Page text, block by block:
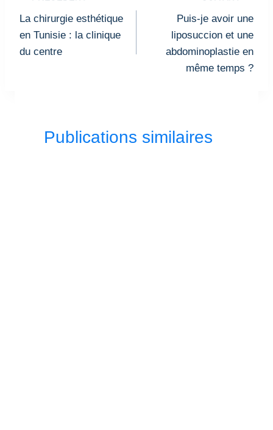
de
l’article
La chirurgie esthétique
en Tunisie : la clinique
du centre
Puis-je avoir une
liposuccion et une
abdominoplastie en
même temps ?
Publications similaires